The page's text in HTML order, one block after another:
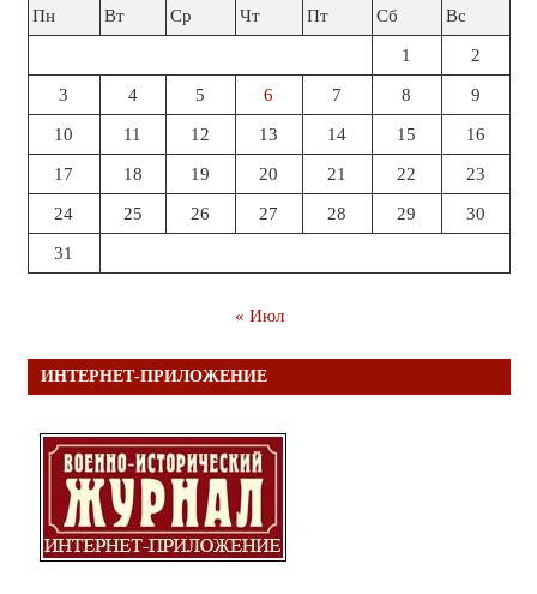
Пн
Вт Ср Чт Пт Сб Вс
1 2
3 4 5 6 7 8 9
10 11 12 13 14 15 16
17 18 19 20 21 22 23
24 25 26 27 28 29 30
31
« Июл
ИНТЕРНЕТ-ПРИЛОЖЕНИЕ